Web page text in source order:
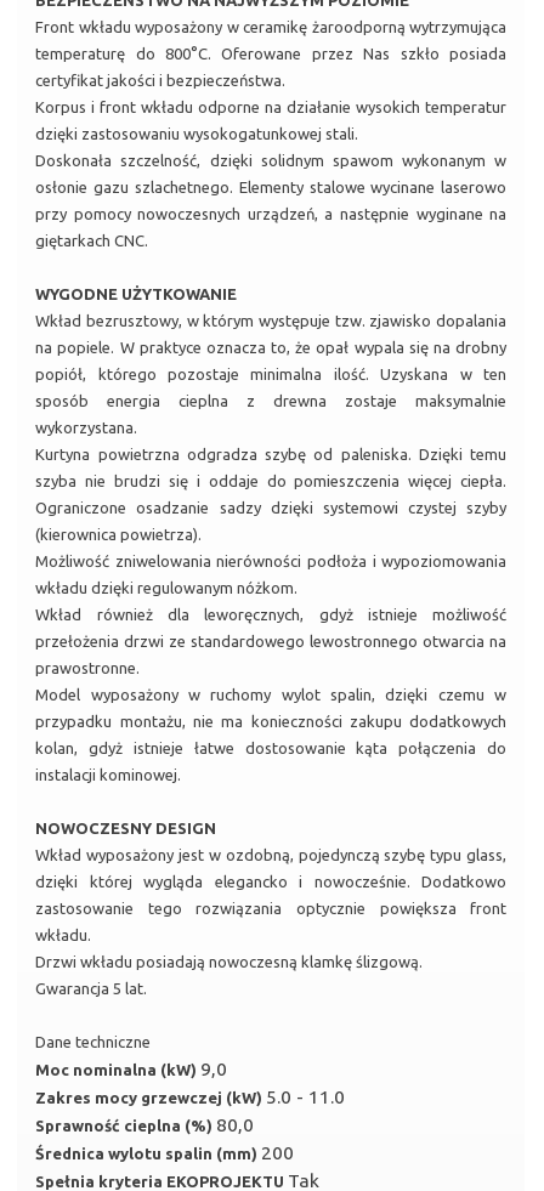
Front wkładu wyposażony w ceramikę żaroodporną wytrzymująca
temperaturę do 800°C. Oferowane przez Nas szkło posiada
certyfikat jakości i bezpieczeństwa.
Korpus i front wkładu odporne na działanie wysokich temperatur
dzięki zastosowaniu wysokogatunkowej stali.
Doskonała szczelność, dzięki solidnym spawom wykonanym w
osłonie gazu szlachetnego. Elementy stalowe wycinane laserowo
przy pomocy nowoczesnych urządzeń, a następnie wyginane na
giętarkach CNC.
WYGODNE UŻYTKOWANIE
Wkład bezrusztowy, w którym występuje tzw. zjawisko dopalania
na popiele. W praktyce oznacza to, że opał wypala się na drobny
popiół, którego pozostaje minimalna ilość. Uzyskana w ten
sposób energia cieplna z drewna zostaje maksymalnie
wykorzystana.
Kurtyna powietrzna odgradza szybę od paleniska. Dzięki temu
szyba nie brudzi się i oddaje do pomieszczenia więcej ciepła.
Ograniczone osadzanie sadzy dzięki systemowi czystej szyby
(kierownica powietrza).
Możliwość zniwelowania nierówności podłoża i wypoziomowania
wkładu dzięki regulowanym nóżkom.
Wkład również dla leworęcznych, gdyż istnieje możliwość
przełożenia drzwi ze standardowego lewostronnego otwarcia na
prawostronne.
Model wyposażony w ruchomy wylot spalin, dzięki czemu w
przypadku montażu, nie ma konieczności zakupu dodatkowych
kolan, gdyż istnieje łatwe dostosowanie kąta połączenia do
instalacji kominowej.
NOWOCZESNY DESIGN
Wkład wyposażony jest w ozdobną, pojedynczą szybę typu glass,
dzięki której wygląda elegancko i nowocześnie. Dodatkowo
zastosowanie tego rozwiązania optycznie powiększa front
wkładu.
Drzwi wkładu posiadają nowoczesną klamkę ślizgową.
Gwarancja 5 lat.
Dane techniczne
Moc nominalna (kW) 9,0
Zakres mocy grzewczej (kW) 5.0 - 11.0
Sprawność cieplna (%) 80,0
Średnica wylotu spalin (mm) 200
Spełnia kryteria EKOPROJEKTU Tak